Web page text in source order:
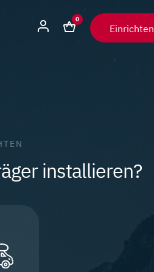
0
Einrichten
installieren?